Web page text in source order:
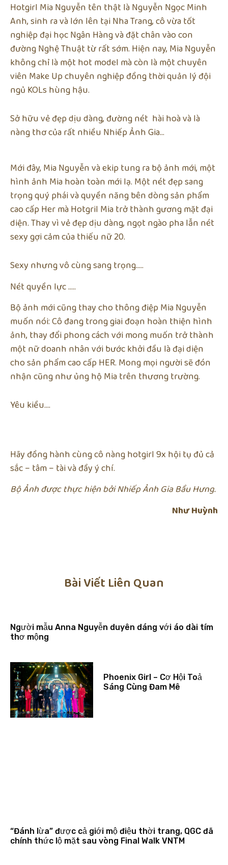
Hotgirl Mia Nguyễn tên thật là Nguyễn Ngọc Minh
Anh, sinh ra và lớn lên tại Nha Trang, cô vừa tốt
nghiệp đại học Ngân Hàng và đặt chân vào con
đường Nghệ Thuật từ rất sớm. Hiện nay, Mia Nguyễn
không chỉ là một hot model mà còn là một chuyên
viên Make Up chuyên nghiệp đồng thời quản lý đội
ngủ KOLs hùng hậu.
Sở hữu vẻ đẹp dịu dàng, đường nét hài hoà và là
nàng thơ của rất nhiều Nhiếp Ảnh Gia…
Mới đây, Mia Nguyễn và ekip tung ra bộ ảnh mới, một
hình ảnh Mia hoàn toàn mới lạ. Một nét đẹp sang
trọng quý phái và quyền năng bên dòng sản phẩm
cao cấp Her mà Hotgril Mia trở thành gương mặt đại
diện. Thay vì vẻ đẹp dịu dàng, ngọt ngào pha lẫn nét
sexy gợi cảm của thiếu nữ 20.
Sexy nhưng vô cùng sang trọng…..
Nét quyền lực …..
Bộ ảnh mới cũng thay cho thông điệp Mia Nguyễn
muốn nói: Cô đang trong giai đoạn hoàn thiện hình
ảnh, thay đổi phong cách với mong muốn trở thành
một nữ doanh nhân với bước khởi đầu là đại diện
cho sản phẩm cao cấp HER. Mong mọi người sẽ đón
nhận cũng như ủng hộ Mia trên thương trường.
Yêu kiều….
Hãy đồng hành cùng cô nàng hotgirl 9x hội tụ đủ cả
sắc – tâm – tài và đầy ý chí.
Bộ Ảnh được thực hiện bởi Nhiếp Ảnh Gia Bầu Hưng.
Như Huỳnh
Bài Viết Liên Quan
Người mẫu Anna Nguyễn duyên dáng với áo dài tím
thơ mộng
Phoenix Girl – Cơ Hội Toả
Sáng Cùng Đam Mê
“Đánh lừa” được cả giới mộ điệu thời trang, QGC đã
chính thức lộ mặt sau vòng Final Walk VNTM